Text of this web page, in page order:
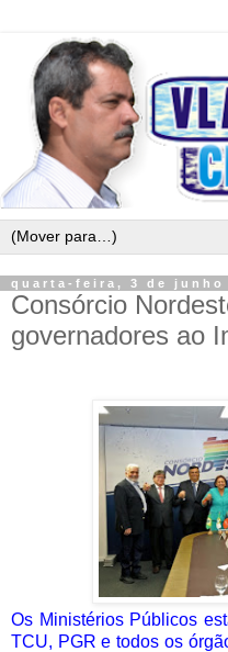
quarta-feira, 3 de junho
Consórcio
governadores ao
Os Ministérios Públicos
TCU, PGR e todos os